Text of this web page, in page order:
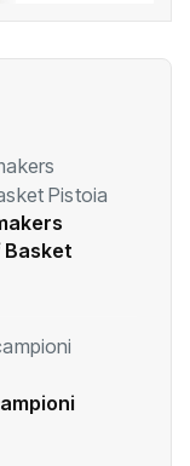
Basket